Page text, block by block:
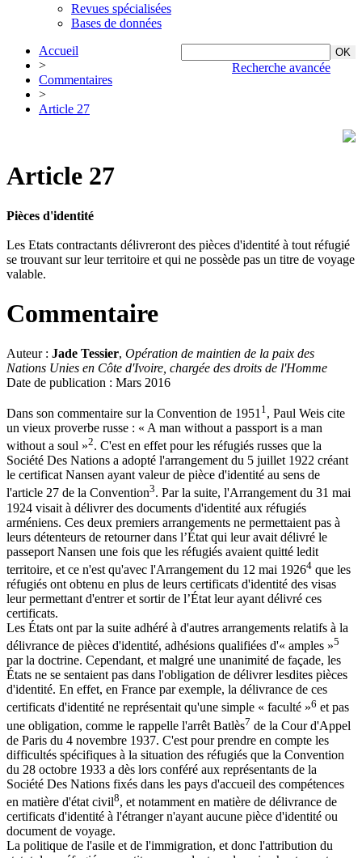
Revues spécialisées
Bases de données
Recherche avancée
Accueil
>
Commentaires
>
Article 27
Article 27
Pièces d'identité
Les Etats contractants délivreront des pièces d'identité à tout réfugié
se trouvant sur leur territoire et qui ne possède pas un titre de voyage
valable.
Commentaire
Auteur : Jade Tessier, Opération de maintien de la paix des
Nations Unies en Côte d'Ivoire, chargée des droits de l'Homme
Date de publication : Mars 2016
Dans son commentaire sur la Convention de 1951 1 , Paul Weis cite
un vieux proverbe russe : « A man without a passport is a man
without a soul »2. C'est en effet pour les réfugiés russes que la
Société Des Nations a adopté l'arrangement du 5 juillet 1922 créant
le certificat Nansen ayant valeur de pièce d'identité au sens de
l'article 27 de la Convention3. Par la suite, l'Arrangement du 31 mai
1924 visait à délivrer des documents d'identité aux réfugiés
arméniens. Ces deux premiers arrangements ne permettaient pas à
leurs détenteurs de retourner dans l’État qui leur avait délivré le
passeport Nansen une fois que les réfugiés avaient quitté ledit
territoire, et ce n'est qu'avec l'Arrangement du 12 mai 19264 que les
réfugiés ont obtenu en plus de leurs certificats d'identité des visas
leur permettant d'entrer et sortir de l’État leur ayant délivré ces
certificats.
Les États ont par la suite adhéré à d'autres arrangements relatifs à la
délivrance de pièces d'identité, adhésions qualifiées d'« amples »5
par la doctrine. Cependant, et malgré une unanimité de façade, les
États ne se sentaient pas dans l'obligation de délivrer lesdites pièces
d'identité. En effet, en France par exemple, la délivrance de ces
certificats d'identité ne représentait qu'une simple « faculté »6 et pas
une obligation, comme le rappelle l'arrêt Batlès7 de la Cour d'Appel
de Paris du 4 novembre 1937. C'est pour prendre en compte les
difficultés spécifiques à la situation des réfugiés que la Convention
du 28 octobre 1933 a dès lors conféré aux représentants de la
Société Des Nations fixés dans les pays d'accueil des compétences
en matière d'état civil8, et notamment en matière de délivrance de
certificats d'identité à l'étranger n'ayant aucune pièce d'identité ou
document de voyage.
La politique de l'asile et de l'immigration, et donc l'attribution du